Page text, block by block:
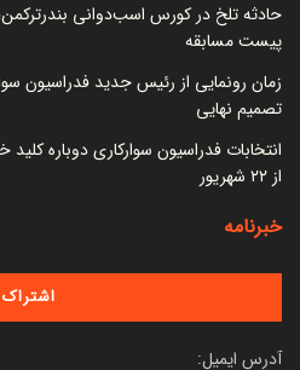
حادثه تلخ در کورس اسب‌دوانی
پیست مسابقه
تصمیم نهایی
انتخابات فدراسیون سوارکاری دوباره
از ۲۲ شهریور
خبرنامه
آدرس ایمیل: